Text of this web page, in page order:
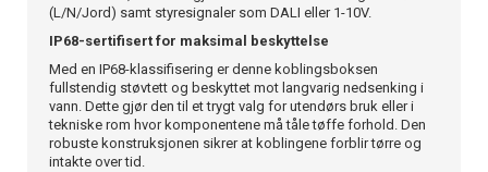
(L/N/Jord) samt styresignaler som DALI eller 1-10V.
IP68-sertifisert for maksimal beskyttelse
Med en IP68-klassifisering er denne koblingsboksen
fullstendig støvtett og beskyttet mot langvarig nedsenking i
vann. Dette gjør den til et trygt valg for utendørs bruk eller i
tekniske rom hvor komponentene må tåle tøffe forhold. Den
robuste konstruksjonen sikrer at koblingene forblir tørre og
intakte over tid.